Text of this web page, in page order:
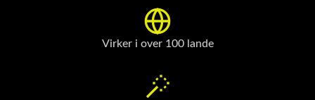
Virker i over 100 lande